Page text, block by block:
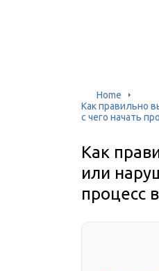
Home
Как правильно
с чего начать
Как
или
процесс